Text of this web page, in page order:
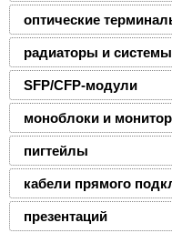
оптические
радиаторы и
SFP/CFP-модули
моноблоки и
пигтейлы
кабели прямого
презентаций